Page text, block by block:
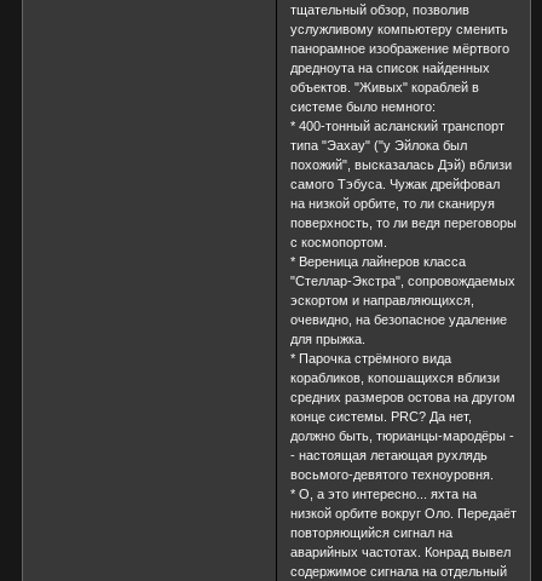
тщательный обзор, позволив
услужливому компьютеру сменить
панорамное изображение мёртвого
дредноута на список найденных
объектов. "Живых" кораблей в
системе было немного:
* 400-тонный асланский транспорт
типа "Эахау" ("у Эйлока был
похожий", высказалась Дэй) вблизи
самого Тэбуса. Чужак дрейфовал
на низкой орбите, то ли сканируя
поверхность, то ли ведя переговоры
с космопортом.
* Вереница лайнеров класса
"Стеллар-Экстра", сопровождаемых
эскортом и направляющихся,
очевидно, на безопасное удаление
для прыжка.
* Парочка стрёмного вида
корабликов, копошащихся вблизи
средних размеров остова на другом
конце системы. PRC? Да нет,
должно быть, тюрианцы-мародёры -
- настоящая летающая рухлядь
восьмого-девятого техноуровня.
* О, а это интересно... яхта на
низкой орбите вокруг Оло. Передаёт
повторяющийся сигнал на
аварийных частотах. Конрад вывел
содержимое сигнала на отдельный